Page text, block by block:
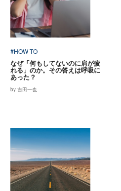
#HOW TO
なぜ「何もしてないのに肩が疲
れる」のか。その答えは呼吸に
あった？
by 吉田一也